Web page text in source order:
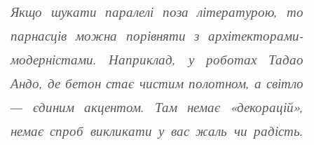
Якщо шукати паралелі поза літературою, то
парнасців можна порівняти з архітекторами-
модерністами. Наприклад, у роботах Тадао
Андо, де бетон стає чистим полотном, а світло
— єдиним акцентом. Там немає «декорацій»,
немає спроб викликати у вас жаль чи радість.